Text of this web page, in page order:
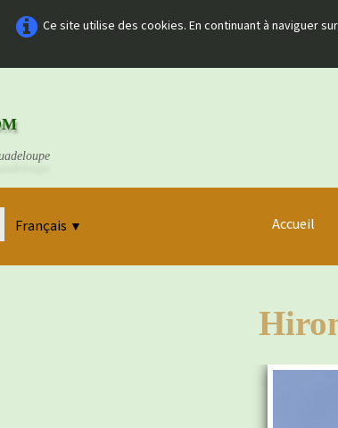
Ce site utilise des cookies. En continuant à naviguer
Français ▼ Accueil